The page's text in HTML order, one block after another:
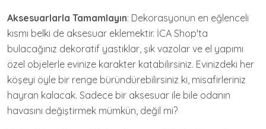
Aksesuarlarla Tamamlayın: Dekorasyonun en eğlenceli
kısmı belki de aksesuar eklemektir. İCA Shop'ta
bulacağınız dekoratif yastıklar, şık vazolar ve el yapımı
özel objelerle evinize karakter katabilirsiniz. Evinizdeki her
köşeyi öyle bir renge büründürebilirsiniz ki, misafirleriniz
hayran kalacak. Sadece bir aksesuar ile bile odanın
havasını değiştirmek mümkün, değil mi?